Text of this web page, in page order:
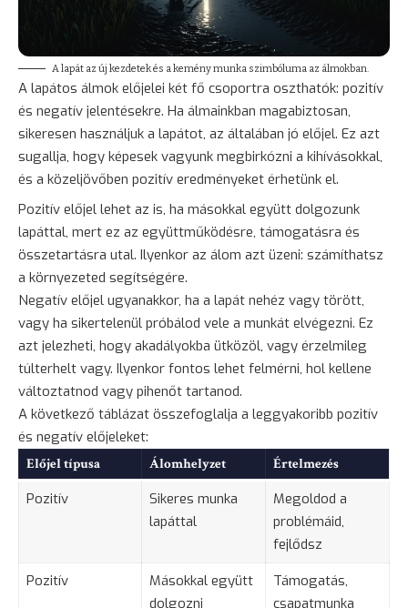
A lapát az új kezdetek és a kemény munka szimbóluma az álmokban.
A lapátos álmok előjelei két fő csoportra oszthatók: pozitív
és negatív jelentésekre. Ha álmainkban magabiztosan,
sikeresen használjuk a lapátot, az általában jó előjel. Ez azt
sugallja, hogy képesek vagyunk megbirkózni a kihívásokkal,
és a közeljövőben pozitív eredményeket érhetünk el.
Pozitív előjel lehet az is, ha másokkal együtt dolgozunk
lapáttal, mert ez az együttműködésre, támogatásra és
összetartásra utal. Ilyenkor az álom azt üzeni: számíthatsz
a környezeted segítségére.
Negatív előjel ugyanakkor, ha a lapát nehéz vagy törött,
vagy ha sikertelenül próbálod vele a munkát elvégezni. Ez
azt jelezheti, hogy akadályokba ütközöl, vagy érzelmileg
túlterhelt vagy. Ilyenkor fontos lehet felmérni, hol kellene
változtatnod vagy pihenőt tartanod.
A következő táblázat összefoglalja a leggyakoribb pozitív
és negatív előjeleket:
Előjel típusa Álomhelyzet Értelmezés
Pozitív
Sikeres munka
lapáttal
Megoldod a
problémáid,
fejlődsz
Pozitív
Másokkal együtt
dolgozni
Támogatás,
csapatmunka